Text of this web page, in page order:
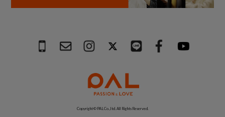
Copyright © PAL Co.,ltd. All Rights Reserved.